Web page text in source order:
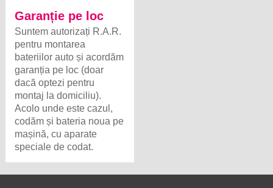
Garanție pe loc
Suntem autorizați R.A.R.
pentru montarea
bateriilor auto și acordăm
garanția pe loc (doar
dacă optezi pentru
montaj la domiciliu).
Acolo unde este cazul,
codăm și bateria noua pe
mașină, cu aparate
speciale de codat.